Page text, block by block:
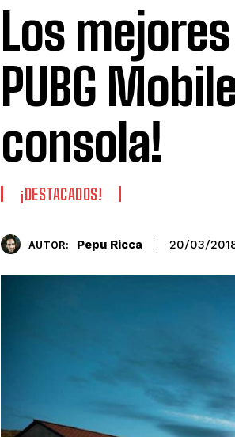
Los
PUBG
consola!
¡DESTACADOS!
AUTOR: Pepu Ricca 20/03/